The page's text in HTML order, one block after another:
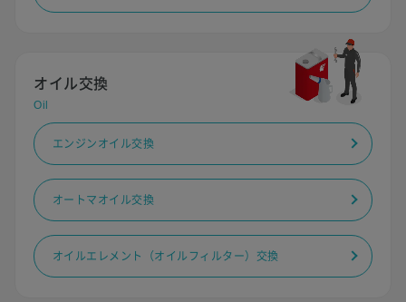
オイル交換
Oil
エンジンオイル交換
オートマオイル交換
オイルエレメント（オイルフィルター）交換